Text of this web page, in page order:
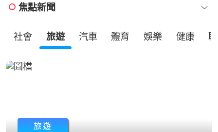
焦點新聞
社會 旅遊 汽車 體育 娛樂 健康
旅遊